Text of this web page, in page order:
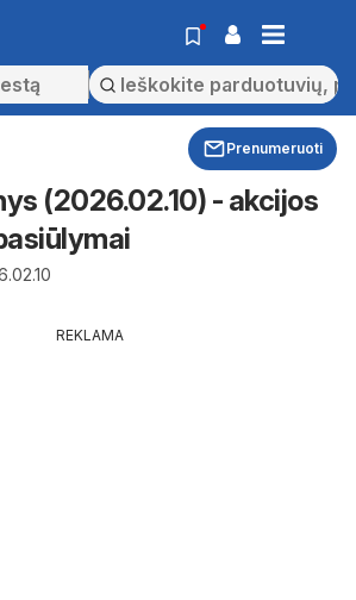
Prenumeruoti
(2026.02.10) - akcijos
REKLAMA